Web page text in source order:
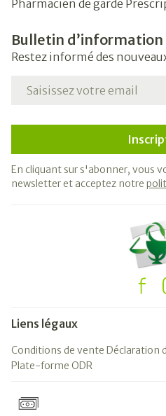
Pharmacien de garde
Bulletin d’information
Restez informé des
Adresse mail
En cliquant sur s'abonner, vous
newsletter et acceptez notre
Liens légaux
Conditions de vente Déclaration
Plate-forme ODR